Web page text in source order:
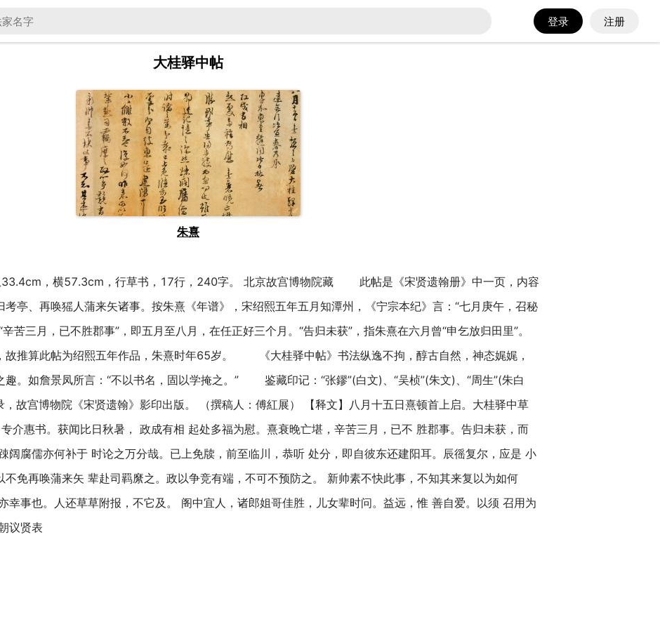
注册
登录
大桂驿中帖
朱熹
，横57.3cm，行草书，17行，240字。 北京故宫博物院藏 此帖是《宋贤遗翰册》中一页，内容
亭、再唤猺人蒲来矢诸事。按朱熹《年谱》，宋绍熙五年五月知潭州，《宁宗本纪》言：“七月庚午，召秘
苦三月，已不胜郡事”，即五月至八月，在任正好三个月。“告归未获”，指朱熹在六月曾“申乞放归田里”。
故推算此帖为绍熙五年作品，朱熹时年65岁。 《大桂驿中帖》书法纵逸不拘，醇古自然，神态娓娓，
趣。如詹景凤所言：“不以书名，固以学掩之。” 鉴藏印记：“张鏐”(白文)、“吴桢”(朱文)、“周生”(朱白
宫博物院《宋贤遗翰》影印出版。 （撰稿人：傅紅展） 【释文】八月十五日熹顿首上启。大桂驿中草
介惠书。获闻比日秋暑， 政成有相 起处多福为慰。熹衰晚亡堪，辛苦三月，已不 胜郡事。告归未获，而
阔腐儒亦何补于 时论之万分哉。已上免牍，前至临川，恭听 处分，即自彼东还建阳耳。辰徭复尔，应是 小
免再唤蒲来矢 辈赴司羁縻之。政以争竞有端，不可不预防之。 新帅素不快此事，不知其来复以为如何
幸事也。人还草草附报，不它及。 阁中宜人，诸郎姐哥佳胜，儿女辈时问。益远，惟 善自爱。以须 召用为
议贤表